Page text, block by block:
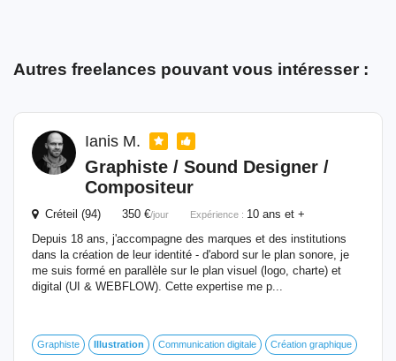
Autres freelances pouvant vous intéresser :
Ianis M.
Graphiste / Sound Designer /
Compositeur
Créteil (94) 350 €/jour Expérience : 10 ans et +
Depuis 18 ans, j'accompagne des marques et des institutions
dans la création de leur identité - d'abord sur le plan sonore, je
me suis formé en parallèle sur le plan visuel (logo, charte) et
digital (UI & WEBFLOW). Cette expertise me p...
Graphiste Illustration Communication digitale Création graphique